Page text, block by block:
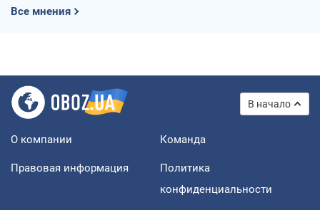
Все мнения
В начало
О компании Команда
Правовая информация
Политика
конфиденциальности